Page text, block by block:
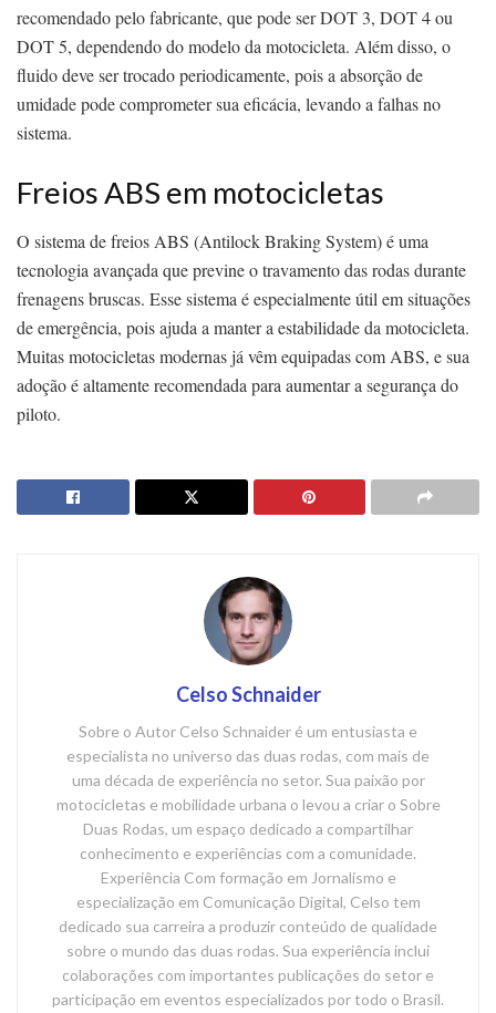
recomendado pelo fabricante, que pode ser DOT 3, DOT 4 ou
DOT 5, dependendo do modelo da motocicleta. Além disso, o
fluido deve ser trocado periodicamente, pois a absorção de
umidade pode comprometer sua eficácia, levando a falhas no
sistema.
Freios ABS em motocicletas
O sistema de freios ABS (Antilock Braking System) é uma
tecnologia avançada que previne o travamento das rodas durante
frenagens bruscas. Esse sistema é especialmente útil em situações
de emergência, pois ajuda a manter a estabilidade da motocicleta.
Muitas motocicletas modernas já vêm equipadas com ABS, e sua
adoção é altamente recomendada para aumentar a segurança do
piloto.
Celso Schnaider
Sobre o Autor Celso Schnaider é um entusiasta e
especialista no universo das duas rodas, com mais de
uma década de experiência no setor. Sua paixão por
motocicletas e mobilidade urbana o levou a criar o Sobre
Duas Rodas, um espaço dedicado a compartilhar
conhecimento e experiências com a comunidade.
Experiência Com formação em Jornalismo e
especialização em Comunicação Digital, Celso tem
dedicado sua carreira a produzir conteúdo de qualidade
sobre o mundo das duas rodas. Sua experiência inclui
colaborações com importantes publicações do setor e
participação em eventos especializados por todo o Brasil.